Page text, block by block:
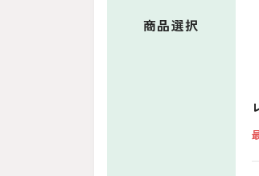
商品選択